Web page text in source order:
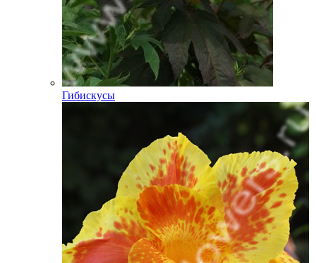
Гибискусы